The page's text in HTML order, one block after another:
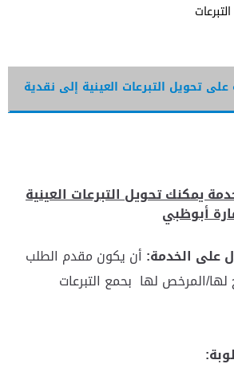
تحويل التبرعات العينية إلى نقدية
يمكنك تحويل التبرعات العينية
أبوظبي
على الخدمة: أن يكون مقدم الطلب
المرخص لها بحمع التبرعات